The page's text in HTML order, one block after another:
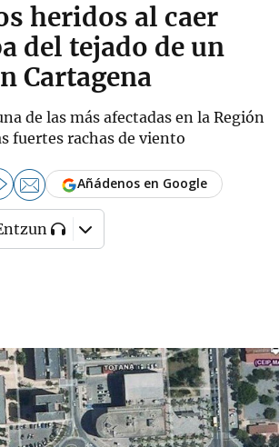
heridos al caer
del tejado de un
Cartagena
de las más afectadas en la Región
fuertes rachas de viento
Añádenos en Google